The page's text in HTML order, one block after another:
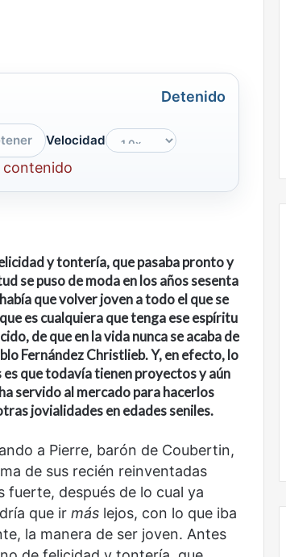
Detenido
Velocidad
y tontería, que pasaba pronto y
se puso de moda en los años sesenta
que volver joven a todo el que se
es cualquiera que tenga ese espíritu
de que en la vida nunca se acaba de
Fernández Christlieb. Y, en efecto, lo
que todavía tienen proyectos y aún
servido al mercado para hacerlos
jovialidades en edades seniles.
a Pierre, barón de Coubertin,
de sus recién reinventadas
fuerte, después de lo cual ya
que irmás lejos, con lo que iba
la manera de ser joven. Antes
Nunca
más
sin
todas
las
voces:
la
diversidad
la
letras
mexicanas
en
una
nueva
colección
Nunca más sin todas las voces: la
diversidad de la letras mexicanas en